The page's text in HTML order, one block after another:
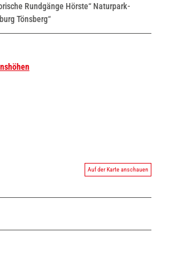
Rundgänge Hörste“ Naturpark-
Tönsberg“
Auf der Karte anschauen